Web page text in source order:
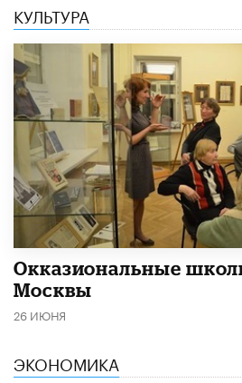
КУЛЬТУРА
​Окказиональные
Москвы
26 ИЮНЯ
ЭКОНОМИКА